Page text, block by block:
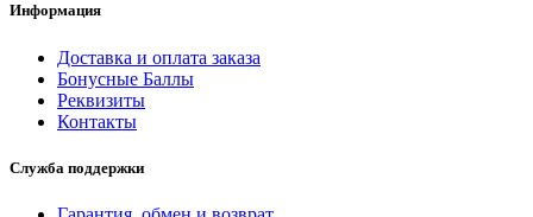
Информация
Доставка и оплата заказа
Бонусные Баллы
Реквизиты
Контакты
Служба поддержки